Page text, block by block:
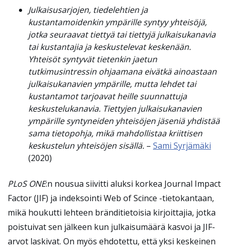
Julkaisusarjojen, tiedelehtien ja
kustantamoidenkin ympärille syntyy yhteisöjä,
jotka seuraavat tiettyä tai tiettyjä julkaisukanavia
tai kustantajia ja keskustelevat keskenään.
Yhteisöt syntyvät tietenkin jaetun
tutkimusintressin ohjaamana eivätkä ainoastaan
julkaisukanavien ympärille, mutta lehdet tai
kustantamot tarjoavat heille suunnattuja
keskustelukanavia. Tiettyjen julkaisukanavien
ympärille syntyneiden yhteisöjen jäseniä yhdistää
sama tietopohja, mikä mahdollistaa kriittisen
keskustelun yhteisöjen sisällä. – Sami Syrjämäki
(2020)
PLoS ONE:n nousua siivitti aluksi korkea Journal Impact
Factor (JIF) ja indeksointi Web of Scince -tietokantaan,
mikä houkutti lehteen bränditietoisia kirjoittajia, jotka
poistuivat sen jälkeen kun julkaisumäärä kasvoi ja JIF-
arvot laskivat. On myös ehdotettu, että yksi keskeinen